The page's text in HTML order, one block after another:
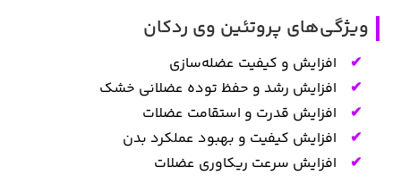
ویژگی‌های پروتئین وی ردکان
افزایش و کیفیت عضله‌سازی
افزایش رشد و حفظ توده عضلانی خشک
افزایش قدرت و استقامت عضلات
افزایش کیفیت و بهبود عملکرد بدن
افزایش سرعت ریکاوری عضلات